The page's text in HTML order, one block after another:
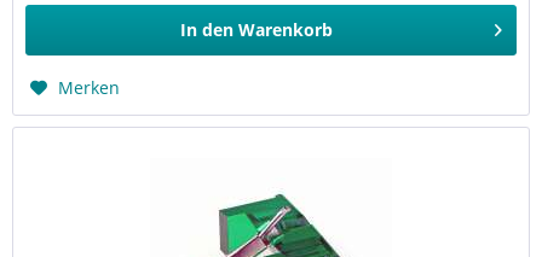
In den Warenkorb
Merken